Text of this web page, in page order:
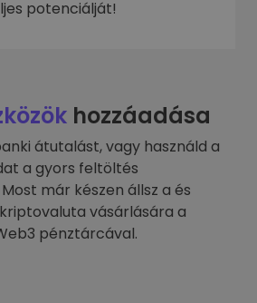
potenciálját!
hozzáadása
átutalást, vagy használd a
a gyors feltöltés
már készen állsz a és
vásárlására a
pénztárcával.